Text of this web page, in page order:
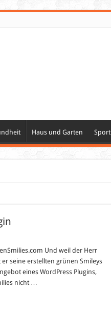
Haus und Garten Sport
Und weil der Herr
seine erstellten grünen Smileys
eines WordPress Plugins,
nicht …